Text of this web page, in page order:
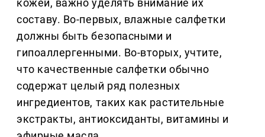
составу. Во-первых, влажные салфетки
должны быть безопасными и
гипоаллергенными. Во-вторых, учтите,
что качественные салфетки обычно
содержат целый ряд полезных
ингредиентов, таких как растительные
экстракты, антиоксиданты, витамины и